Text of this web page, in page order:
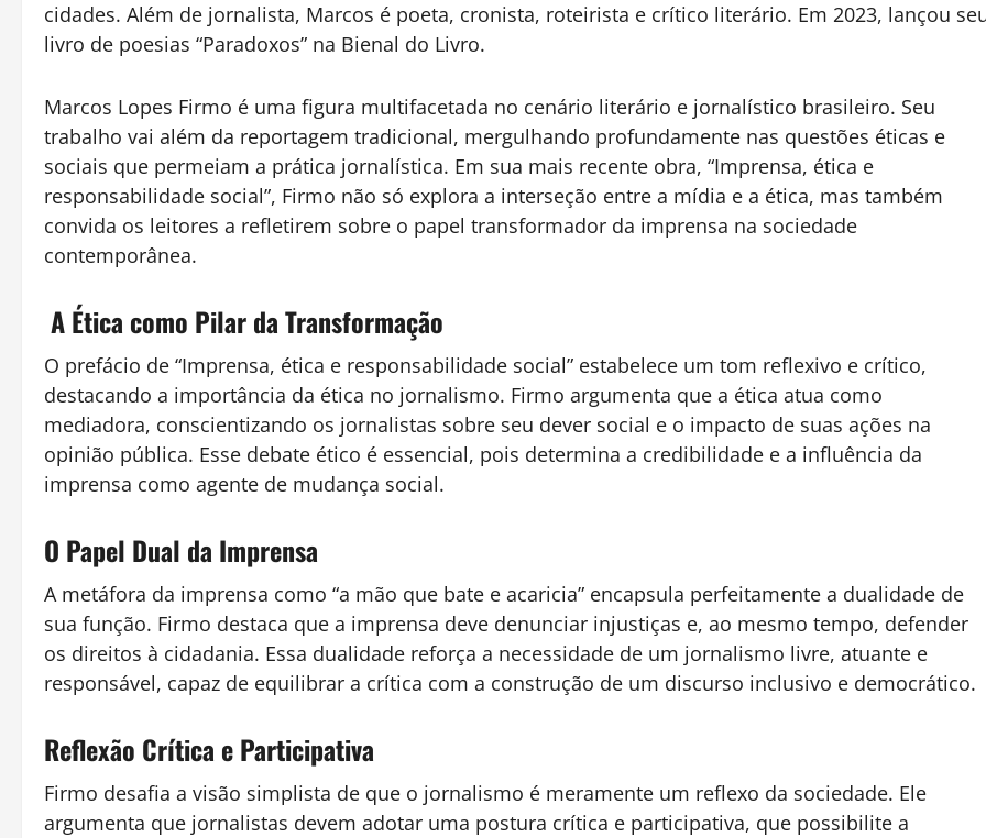
cidades. Além de jornalista, Marcos é poeta, cronista, roteirista e crítico literário. Em 2023, lançou
livro de poesias “Paradoxos” na Bienal do Livro.
Marcos Lopes Firmo é uma figura multifacetada no cenário literário e jornalístico brasileiro. Seu
trabalho vai além da reportagem tradicional, mergulhando profundamente nas questões éticas e
sociais que permeiam a prática jornalística. Em sua mais recente obra, “Imprensa, ética e
responsabilidade social”, Firmo não só explora a interseção entre a mídia e a ética, mas também
convida os leitores a refletirem sobre o papel transformador da imprensa na sociedade
contemporânea.
A Ética como Pilar da Transformação
O prefácio de “Imprensa, ética e responsabilidade social” estabelece um tom reflexivo e crítico,
destacando a importância da ética no jornalismo. Firmo argumenta que a ética atua como
mediadora, conscientizando os jornalistas sobre seu dever social e o impacto de suas ações na
opinião pública. Esse debate ético é essencial, pois determina a credibilidade e a influência da
imprensa como agente de mudança social.
O Papel Dual da Imprensa
A metáfora da imprensa como “a mão que bate e acaricia” encapsula perfeitamente a dualidade de
sua função. Firmo destaca que a imprensa deve denunciar injustiças e, ao mesmo tempo, defender
os direitos à cidadania. Essa dualidade reforça a necessidade de um jornalismo livre, atuante e
responsável, capaz de equilibrar a crítica com a construção de um discurso inclusivo e democrático.
Reflexão Crítica e Participativa
Firmo desafia a visão simplista de que o jornalismo é meramente um reflexo da sociedade. Ele
argumenta que jornalistas devem adotar uma postura crítica e participativa, que possibilite a